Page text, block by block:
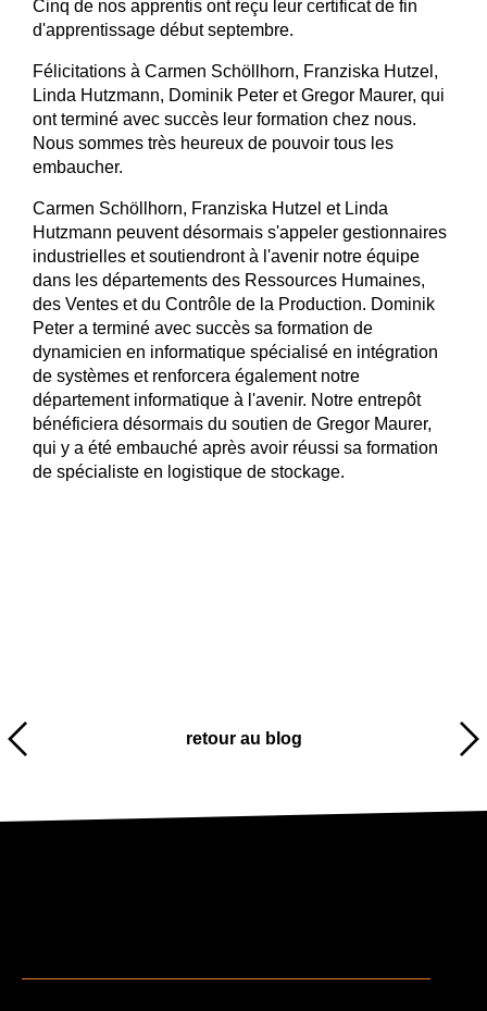
Cinq de nos apprentis ont reçu leur certificat de fin
d'apprentissage début septembre.
Félicitations à Carmen Schöllhorn, Franziska Hutzel,
Linda Hutzmann, Dominik Peter et Gregor Maurer, qui
ont terminé avec succès leur formation chez nous.
Nous sommes très heureux de pouvoir tous les
embaucher.
Carmen Schöllhorn, Franziska Hutzel et Linda
Hutzmann peuvent désormais s'appeler gestionnaires
industrielles et soutiendront à l'avenir notre équipe
dans les départements des Ressources Humaines,
des Ventes et du Contrôle de la Production. Dominik
Peter a terminé avec succès sa formation de
dynamicien en informatique spécialisé en intégration
de systèmes et renforcera également notre
département informatique à l'avenir. Notre entrepôt
bénéficiera désormais du soutien de Gregor Maurer,
qui y a été embauché après avoir réussi sa formation
de spécialiste en logistique de stockage.
retour au blog